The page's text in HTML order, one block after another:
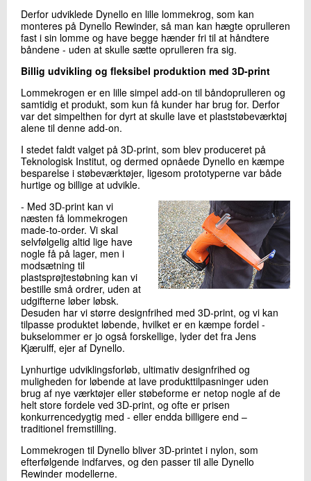
Derfor udviklede Dynello en lille lommekrog, som kan
monteres på Dynello Rewinder, så man kan hægte oprulleren
fast i sin lomme og have begge hænder fri til at håndtere
båndene - uden at skulle sætte oprulleren fra sig.
Billig udvikling og fleksibel produktion med 3D-print
Lommekrogen er en lille simpel add-on til båndoprulleren og
samtidig et produkt, som kun få kunder har brug for. Derfor
var det simpelthen for dyrt at skulle lave et plaststøbeværktøj
alene til denne add-on.
I stedet faldt valget på 3D-print, som blev produceret på
Teknologisk Institut, og dermed opnåede Dynello en kæmpe
besparelse i støbeværktøjer, ligesom prototyperne var både
hurtige og billige at udvikle.
- Med 3D-print kan vi
næsten få lommekrogen
made-to-order. Vi skal
selvfølgelig altid lige have
nogle få på lager, men i
modsætning til
plastsprøjtestøbning kan vi
bestille små ordrer, uden at
udgifterne løber løbsk.
Desuden har vi større designfrihed med 3D-print, og vi kan
tilpasse produktet løbende, hvilket er en kæmpe fordel -
bukselommer er jo også forskellige, lyder det fra Jens
Kjærulff, ejer af Dynello.
Lynhurtige udviklingsforløb, ultimativ designfrihed og
muligheden for løbende at lave produkttilpasninger uden
brug af nye værktøjer eller støbeforme er netop nogle af de
helt store fordele ved 3D-print, og ofte er prisen
konkurrencedygtig med - eller endda billigere end –
traditionel fremstilling.
Lommekrogen til Dynello bliver 3D-printet i nylon, som
efterfølgende indfarves, og den passer til alle Dynello
Rewinder modellerne.